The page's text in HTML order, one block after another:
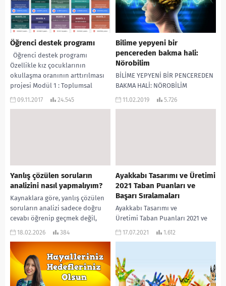
Öğrenci destek programı
Öğrenci destek programı
Özellikle kız çocuklarının
okullaşma oranının arttırılması
projesi Modül 1 : Toplumsal
cinsiyet ve kızların eğitimi
09.11.2017 24.545
Bilime yepyeni bir
pencereden bakma hali:
Nörobilim
BİLİME YEPYENİ BİR PENCEREDEN
BAKMA HALİ: NÖROBİLİM
Nörobilim veyahut sinirbilim
11.02.2019 5.726
Yanlış çözülen soruların
analizini nasıl yapmalıyım?
Kaynaklara göre, yanlış çözülen
soruların analizi sadece doğru
cevabı öğrenip geçmek değil,
hatanın “nedenini” tespit edip
18.02.2026 384
Ayakkabı Tasarımı ve Üretimi
2021 Taban Puanları ve
Başarı Sıralamaları
Ayakkabı Tasarımı ve
Üretimi Taban Puanları 2021 ve
Ayakkabı Tasarımı ve
düzenlediğimiz puanlara
aşağıdaki tablodan
ulaşabilirsiniz 2021...
17.07.2021 1.612